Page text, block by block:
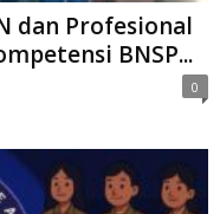
dan Profesional
BNSP...
0